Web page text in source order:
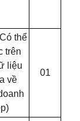
thể
trên
liệu
về
01